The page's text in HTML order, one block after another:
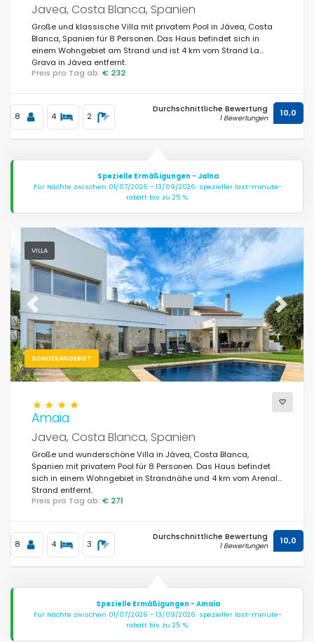
Javea, Costa Blanca, Spanien
Große und klassische Villa mit privatem Pool in Jávea, Costa
Blanca, Spanien für 8 Personen. Das Haus befindet sich in
einem Wohngebiet am Strand und ist 4 km vom Strand La
Grava in Jávea entfernt.
Preis pro Tag ab: € 232
8 4 2
Durchschnittliche Bewertung
1 Bewertungen 10,0
Spezielle Ermäßigungen - Jalna
Für Nächte zwischen 01/07/2026 - 13/09/2026: spezieller last-minute-
rabatt bis zu 25 %.
VILLA
SONDERANGEBOT
Previous Next
Amaia
Javea, Costa Blanca, Spanien
Große und wunderschöne Villa in Jávea, Costa Blanca,
Spanien mit privatem Pool für 8 Personen. Das Haus befindet
sich in einem Wohngebiet in Strandnähe und 4 km vom Arenal-
Strand entfernt.
Preis pro Tag ab: € 271
8 4 3
Durchschnittliche Bewertung
1 Bewertungen 10,0
Spezielle Ermäßigungen - Amaia
Für Nächte zwischen 01/07/2026 - 13/09/2026: spezieller last-minute-
rabatt bis zu 25 %.